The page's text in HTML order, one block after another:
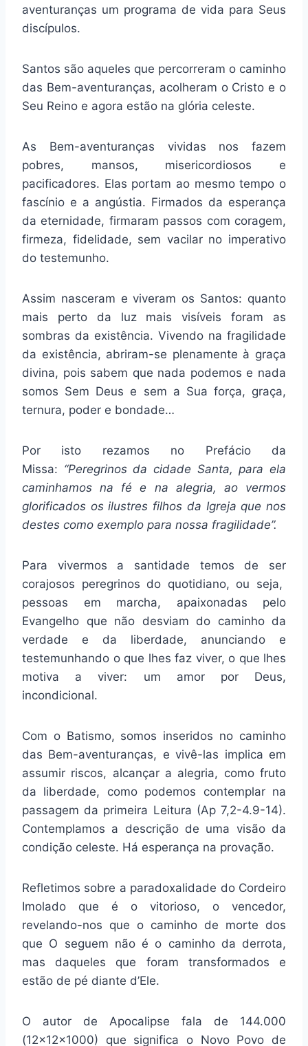
aventuranças um programa de vida para Seus
discípulos.
Santos são aqueles que percorreram o caminho
das Bem-aventuranças, acolheram o Cristo e o
Seu Reino e agora estão na glória celeste.
As Bem-aventuranças vividas nos fazem
pobres, mansos, misericordiosos e
pacificadores. Elas portam ao mesmo tempo o
fascínio e a angústia. Firmados da esperança
da eternidade, firmaram passos com coragem,
firmeza, fidelidade, sem vacilar no imperativo
do testemunho.
Assim nasceram e viveram os Santos: quanto
mais perto da luz mais visíveis foram as
sombras da existência. Vivendo na fragilidade
da existência, abriram-se plenamente à graça
divina, pois sabem que nada podemos e nada
somos Sem Deus e sem a Sua força, graça,
ternura, poder e bondade…
Por isto rezamos no Prefácio da
Missa: “Peregrinos da cidade Santa, para ela
caminhamos na fé e na alegria, ao vermos
glorificados os ilustres filhos da Igreja que nos
destes como exemplo para nossa fragilidade”.
Para vivermos a santidade temos de ser
corajosos peregrinos do quotidiano, ou seja,
pessoas em marcha, apaixonadas pelo
Evangelho que não desviam do caminho da
verdade e da liberdade, anunciando e
testemunhando o que lhes faz viver, o que lhes
motiva a viver: um amor por Deus,
incondicional.
Com o Batismo, somos inseridos no caminho
das Bem-aventuranças, e vivê-las implica em
assumir riscos, alcançar a alegria, como fruto
da liberdade, como podemos contemplar na
passagem da primeira Leitura (Ap 7,2-4.9-14).
Contemplamos a descrição de uma visão da
condição celeste. Há esperança na provação.
Refletimos sobre a paradoxalidade do Cordeiro
Imolado que é o vitorioso, o vencedor,
revelando-nos que o caminho de morte dos
que O seguem não é o caminho da derrota,
mas daqueles que foram transformados e
estão de pé diante d’Ele.
O autor de Apocalipse fala de 144.000
(12x12x1000) que significa o Novo Povo de